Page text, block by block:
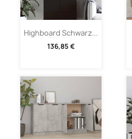
Highboard Schwarz...
136,85 €